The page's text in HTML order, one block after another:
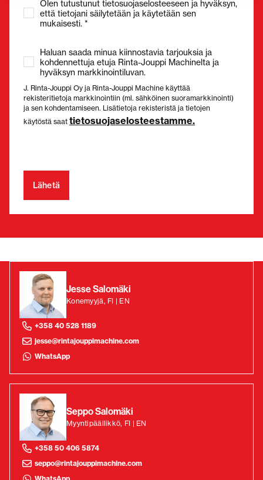
Olen tutustunut tietosuojaselosteeseen ja hyväksyn,
että tietojani säilytetään ja käytetään sen
mukaisesti. *
Haluan saada minua kiinnostavia tarjouksia ja
kohdennettuja etuja Rinta-Jouppi Machinelta ja
hyväksyn markkinointiluvan.
J. Rinta-Jouppi Oy ja Rinta-Jouppi Machine käyttää
rekisteritietoja markkinointiin (ml. sähköinen suoramarkkinointi)
ja sen kohdentamiseen. Lisätietoja rekisteristä ja tietojen
käytöstä saat tietosuojaselosteestamme.
Jesse Salomäki
Konemyyjä, FI | EN
+358 40 528 1189
jesse@rintajouppimachine.com
WhatsApp
Seppo Salomäki
Myyntipäällikkö, FI | EN
+358 50 406 5874
seppo@rintajouppimachine.com